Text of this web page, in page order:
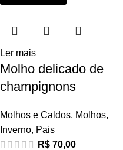
Ler mais
Molho delicado de
champignons
Molhos e Caldos, Molhos,
Inverno, Pais
R$ 70,00